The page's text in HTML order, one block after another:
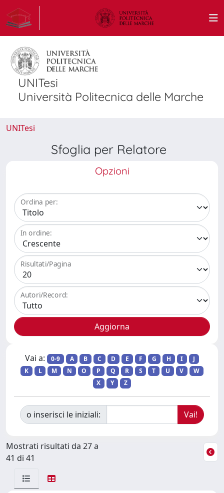
UNITesi
Università Politecnica delle Marche
UNITesi
Sfoglia per Relatore
Opzioni
Ordina per:
In ordine:
Risultati/Pagina
Autori/Record:
Vai a: 0-9 A B C D E F G H I
J
K
L M N O P Q R S T U V
W
X
Y Z
o inserisci le iniziali:
Mostrati risultati da 27 a
41 di 41